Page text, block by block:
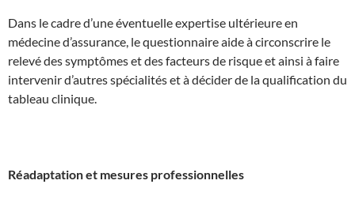
Dans le cadre d’une éventuelle expertise ultérieure en
médecine d’assurance, le questionnaire aide à circonscrire le
relevé des symptômes et des facteurs de risque et ainsi à faire
intervenir d’autres spécialités et à décider de la qualification du
tableau clinique.
Réadaptation et mesures professionnelles